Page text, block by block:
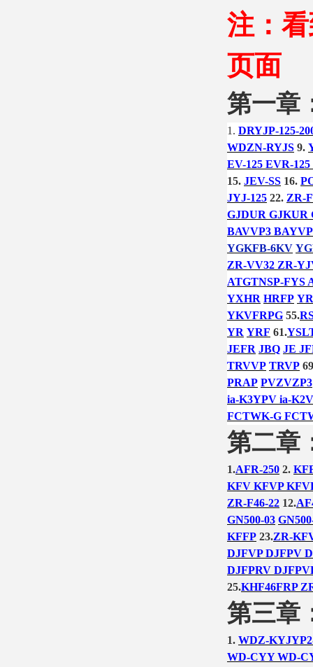
注：
页面
第一章
1. DRYJP-125-
WDZN-RYJS 9.
EV-125 EVR-
15. JEV-SS 16.
JYJ-125 22. ZR-
GJDUR GJKUR
BAVVP3
YGKFB-6KV
ZR-VV32 ZR-
ATGTNSP-FYS
YXHR HRFP
YKVFRPG 55.
YR YRF 61.
JEFR JBQ JE
TRVVP TRVP
PRAP PVZVZP3
ia-K3YPV ia-
FCTWK-G
第二章
1.AFR-250 2.
KFV KFVP
ZR-F46-22 12.
GN500-03
KFFP 23.ZR-
DJFVP DJFPV
DJFPRV
25.KHF46FRP
第三章
1. WDZ-
WD-CYY WD-